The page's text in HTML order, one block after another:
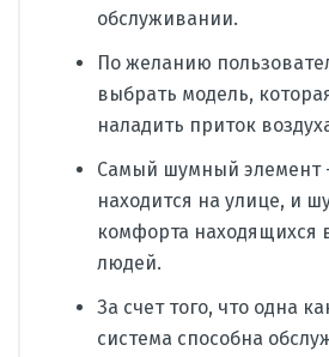
обслуживании.
По желанию
выбрать модель,
наладить приток
Самый шумный элемент
находится на улице, и
комфорта находящихся
людей.
За счет того, что одна
система способна